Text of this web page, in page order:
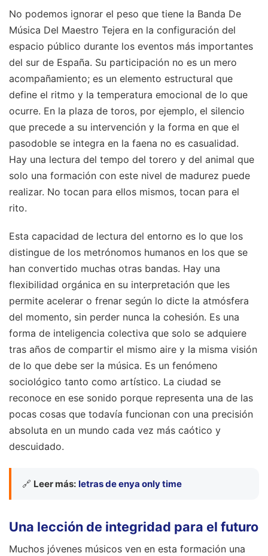
No podemos ignorar el peso que tiene la Banda De
Música Del Maestro Tejera en la configuración del
espacio público durante los eventos más importantes
del sur de España. Su participación no es un mero
acompañamiento; es un elemento estructural que
define el ritmo y la temperatura emocional de lo que
ocurre. En la plaza de toros, por ejemplo, el silencio
que precede a su intervención y la forma en que el
pasodoble se integra en la faena no es casualidad.
Hay una lectura del tempo del torero y del animal que
solo una formación con este nivel de madurez puede
realizar. No tocan para ellos mismos, tocan para el
rito.
Esta capacidad de lectura del entorno es lo que los
distingue de los metrónomos humanos en los que se
han convertido muchas otras bandas. Hay una
flexibilidad orgánica en su interpretación que les
permite acelerar o frenar según lo dicte la atmósfera
del momento, sin perder nunca la cohesión. Es una
forma de inteligencia colectiva que solo se adquiere
tras años de compartir el mismo aire y la misma visión
de lo que debe ser la música. Es un fenómeno
sociológico tanto como artístico. La ciudad se
reconoce en ese sonido porque representa una de las
pocas cosas que todavía funcionan con una precisión
absoluta en un mundo cada vez más caótico y
descuidado.
🔗 Leer más: letras de enya only time
Una lección de integridad para el futuro
Muchos jóvenes músicos ven en esta formación una